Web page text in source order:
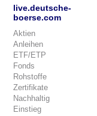
live.deutsche-
boerse.com
Aktien
Anleihen
ETF/ETP
Fonds
Rohstoffe
Zertifikate
Nachhaltig
Einstieg